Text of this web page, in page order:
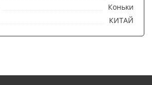
Коньки
КИТАЙ